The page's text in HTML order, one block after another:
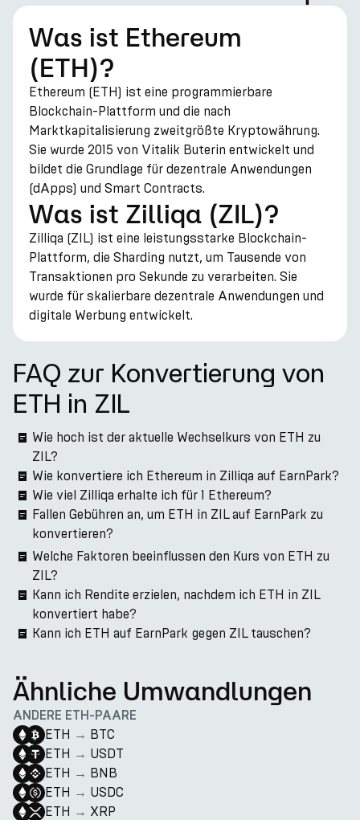
Was ist Ethereum
(ETH)?
Ethereum (ETH) ist eine programmierbare
Blockchain-Plattform und die nach
Marktkapitalisierung zweitgrößte Kryptowährung.
Sie wurde 2015 von Vitalik Buterin entwickelt und
bildet die Grundlage für dezentrale Anwendungen
(dApps) und Smart Contracts.
Was ist Zilliqa (ZIL)?
Zilliqa (ZIL) ist eine leistungsstarke Blockchain-
Plattform, die Sharding nutzt, um Tausende von
Transaktionen pro Sekunde zu verarbeiten. Sie
wurde für skalierbare dezentrale Anwendungen und
digitale Werbung entwickelt.
FAQ zur Konvertierung von
ETH in ZIL
Wie hoch ist der aktuelle Wechselkurs von ETH zu
ZIL?
Wie konvertiere ich Ethereum in Zilliqa auf EarnPark?
Wie viel Zilliqa erhalte ich für 1 Ethereum?
Fallen Gebühren an, um ETH in ZIL auf EarnPark zu
konvertieren?
Welche Faktoren beeinflussen den Kurs von ETH zu
ZIL?
Kann ich Rendite erzielen, nachdem ich ETH in ZIL
konvertiert habe?
Kann ich ETH auf EarnPark gegen ZIL tauschen?
Ähnliche Umwandlungen
ANDERE ETH-PAARE
ETH → BTC
ETH → USDT
ETH → BNB
ETH → USDC
ETH → XRP